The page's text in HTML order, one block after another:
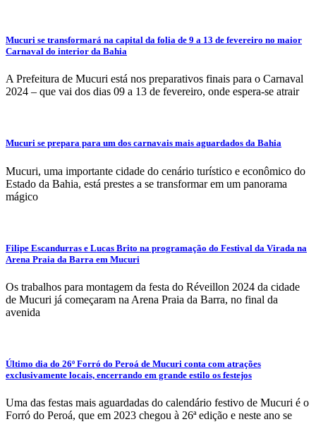
Mucuri se transformará na capital da folia de 9 a 13 de fevereiro no maior
Carnaval do interior da Bahia
A Prefeitura de Mucuri está nos preparativos finais para o Carnaval
2024 – que vai dos dias 09 a 13 de fevereiro, onde espera-se atrair
Mucuri se prepara para um dos carnavais mais aguardados da Bahia
Mucuri, uma importante cidade do cenário turístico e econômico do
Estado da Bahia, está prestes a se transformar em um panorama
mágico
Filipe Escandurras e Lucas Brito na programação do Festival da Virada na
Arena Praia da Barra em Mucuri
Os trabalhos para montagem da festa do Réveillon 2024 da cidade
de Mucuri já começaram na Arena Praia da Barra, no final da
avenida
Último dia do 26º Forró do Peroá de Mucuri conta com atrações
exclusivamente locais, encerrando em grande estilo os festejos
Uma das festas mais aguardadas do calendário festivo de Mucuri é o
Forró do Peroá, que em 2023 chegou à 26ª edição e neste ano se